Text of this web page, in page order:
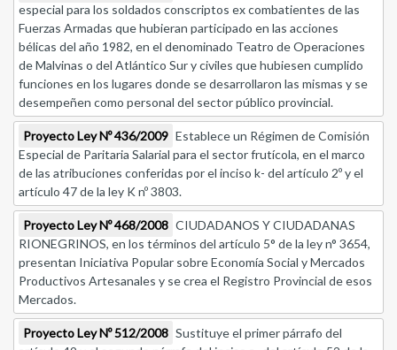
especial para los soldados conscriptos ex combatientes de las
Fuerzas Armadas que hubieran participado en las acciones
bélicas del año 1982, en el denominado Teatro de Operaciones
de Malvinas o del Atlántico Sur y civiles que hubiesen cumplido
funciones en los lugares donde se desarrollaron las mismas y se
desempeñen como personal del sector público provincial.
Proyecto Ley Nº 436/2009 Establece un Régimen de Comisión
Especial de Paritaria Salarial para el sector frutícola, en el marco
de las atribuciones conferidas por el inciso k- del artículo 2º y el
artículo 47 de la ley K nº 3803.
Proyecto Ley Nº 468/2008 CIUDADANOS Y CIUDADANAS
RIONEGRINOS, en los términos del artículo 5° de la ley n° 3654,
presentan Iniciativa Popular sobre Economía Social y Mercados
Productivos Artesanales y se crea el Registro Provincial de esos
Mercados.
Proyecto Ley Nº 512/2008 Sustituye el primer párrafo del